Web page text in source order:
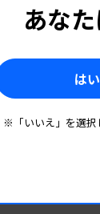
あな
はい
※「いいえ」を選択